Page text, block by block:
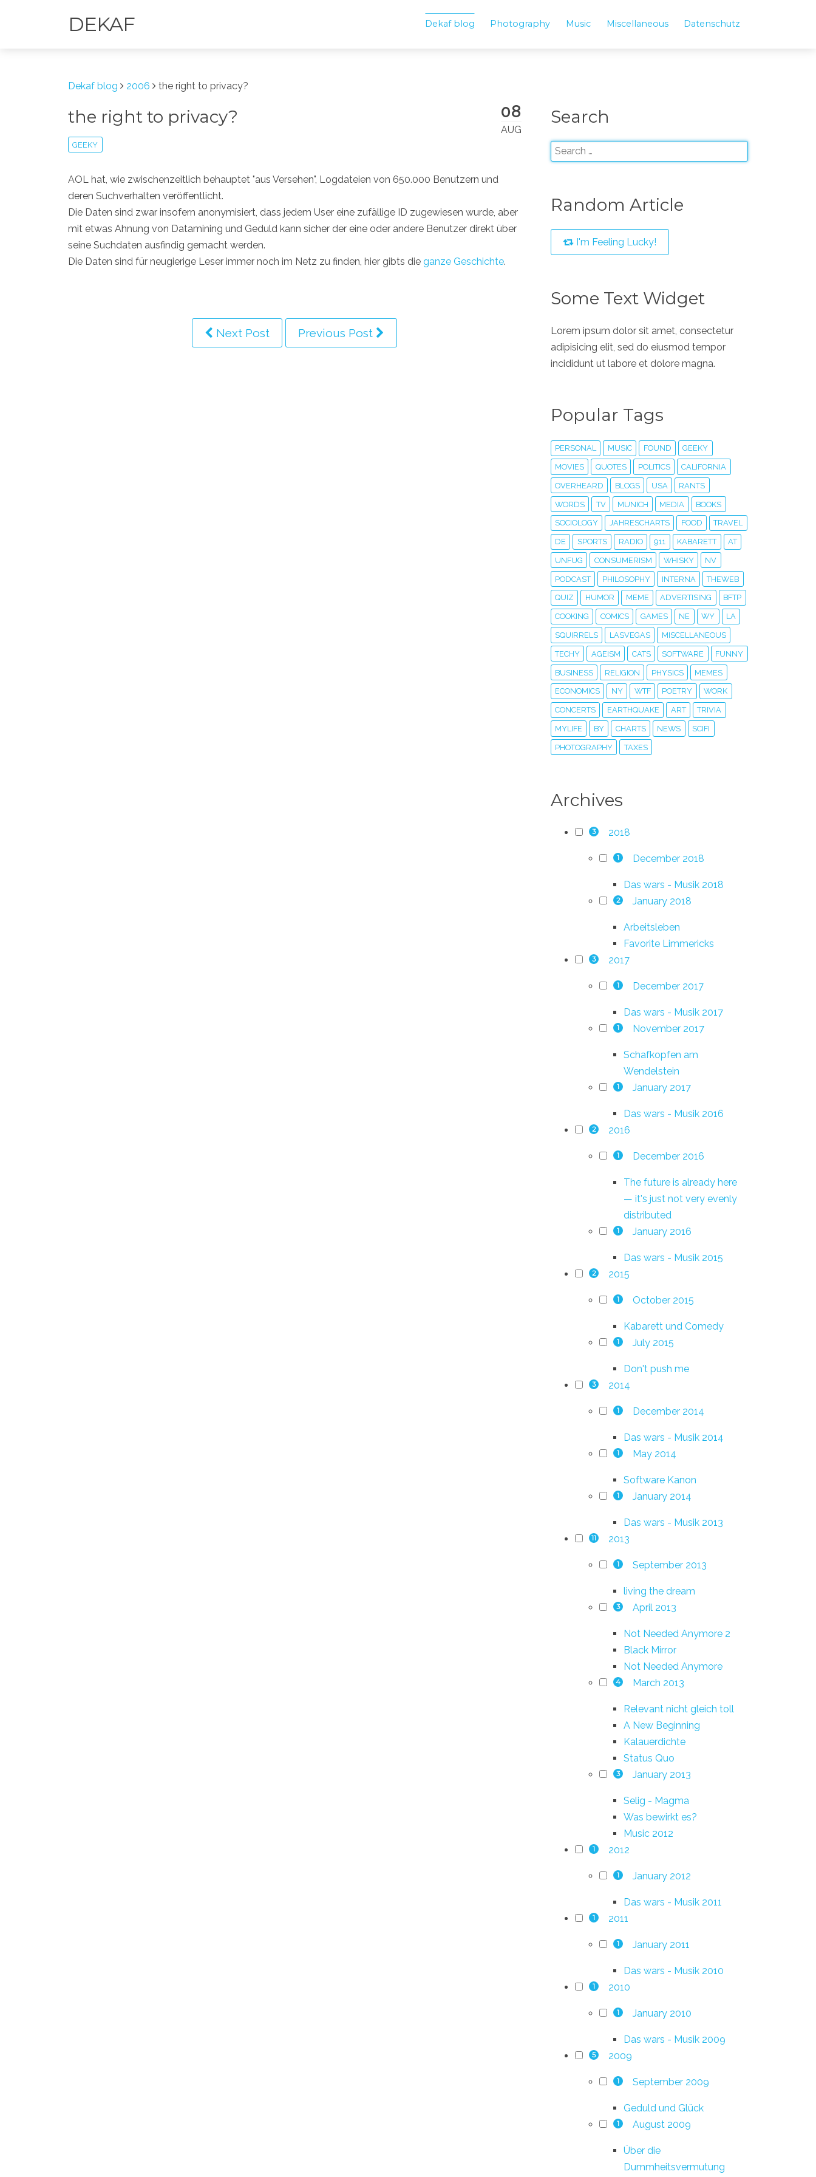
DEKAF Dekaf blog Photography Music Miscellaneous Datenschutz
Dekaf blog 2006 the right to privacy?
08
AUG
the right to privacy?
GEEKY
AOL hat, wie zwischenzeitlich behauptet "aus Versehen", Logdateien von 650.000 Benutzern und
deren Suchverhalten veröffentlicht.
Die Daten sind zwar insofern anonymisiert, dass jedem User eine zufällige ID zugewiesen wurde, aber
mit etwas Ahnung von Datamining und Geduld kann sicher der eine oder andere Benutzer direkt über
seine Suchdaten ausfindig gemacht werden.
Die Daten sind für neugierige Leser immer noch im Netz zu finden, hier gibts die ganze Geschichte.
Next Post Previous Post
Search
Random Article
I'm Feeling Lucky!
Some Text Widget
Lorem ipsum dolor sit amet, consectetur
adipisicing elit, sed do eiusmod tempor
incididunt ut labore et dolore magna.
Popular Tags
PERSONAL MUSIC FOUND GEEKY
MOVIES QUOTES POLITICS CALIFORNIA
OVERHEARD BLOGS USA RANTS
WORDS TV MUNICH MEDIA BOOKS
SOCIOLOGY JAHRESCHARTS FOOD TRAVEL
DE SPORTS RADIO 911 KABARETT AT
UNFUG CONSUMERISM WHISKY NV
PODCAST PHILOSOPHY INTERNA THEWEB
QUIZ HUMOR MEME ADVERTISING BFTP
COOKING COMICS GAMES NE WY LA
SQUIRRELS LASVEGAS MISCELLANEOUS
TECHY AGEISM CATS SOFTWARE FUNNY
BUSINESS RELIGION PHYSICS MEMES
ECONOMICS NY WTF POETRY WORK
CONCERTS EARTHQUAKE ART TRIVIA
MYLIFE BY CHARTS NEWS SCIFI
PHOTOGRAPHY TAXES
Archives
3 2018
1 December 2018
Das wars - Musik 2018
2 January 2018
Arbeitsleben
Favorite Limmericks
3 2017
1 December 2017
Das wars - Musik 2017
1 November 2017
Schafkopfen am
Wendelstein
1 January 2017
Das wars - Musik 2016
2 2016
1 December 2016
The future is already here
— it's just not very evenly
distributed
1 January 2016
Das wars - Musik 2015
2 2015
1 October 2015
Kabarett und Comedy
1 July 2015
Don't push me
3 2014
1 December 2014
Das wars - Musik 2014
1 May 2014
Software Kanon
1 January 2014
Das wars - Musik 2013
11 2013
1 September 2013
living the dream
3 April 2013
Not Needed Anymore 2
Black Mirror
Not Needed Anymore
4 March 2013
Relevant nicht gleich toll
A New Beginning
Kalauerdichte
Status Quo
3 January 2013
Selig - Magma
Was bewirkt es?
Music 2012
1 2012
1 January 2012
Das wars - Musik 2011
1 2011
1 January 2011
Das wars - Musik 2010
1 2010
1 January 2010
Das wars - Musik 2009
5 2009
1 September 2009
Geduld und Glück
1 August 2009
Über die
Dummheitsvermutung